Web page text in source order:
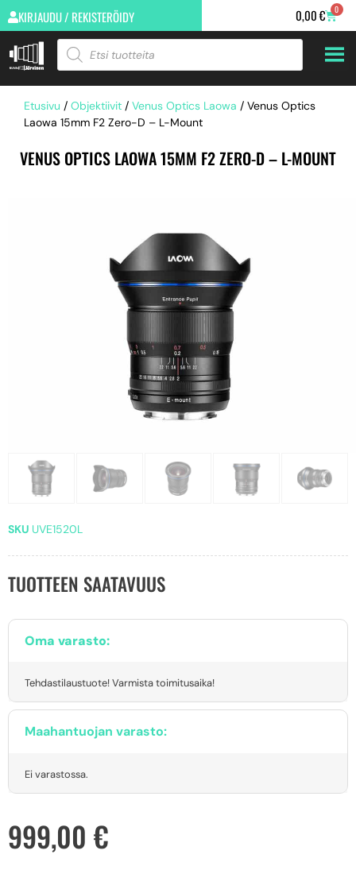
KIRJAUDU / REKISTERÖIDY 0,00€ 0
Etusivu / Objektiivit / Venus Optics Laowa / Venus Optics
Laowa 15mm F2 Zero-D – L-Mount
VENUS OPTICS LAOWA 15MM F2 ZERO-D – L-MOUNT
SKU UVE1520L
TUOTTEEN SAATAVUUS
Oma varasto:
Tehdastilaustuote! Varmista toimitusaika!
Maahantuojan varasto:
Ei varastossa.
999,00 €